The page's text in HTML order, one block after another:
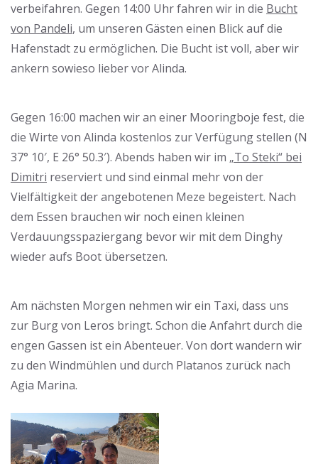
verbeifahren. Gegen 14:00 Uhr fahren wir in die Bucht
von Pandeli, um unseren Gästen einen Blick auf die
Hafenstadt zu ermöglichen. Die Bucht ist voll, aber wir
ankern sowieso lieber vor Alinda.
Gegen 16:00 machen wir an einer Mooringboje fest, die
die Wirte von Alinda kostenlos zur Verfügung stellen (N
37° 10′, E 26° 50.3′). Abends haben wir im „To Steki“ bei
Dimitri reserviert und sind einmal mehr von der
Vielfältigkeit der angebotenen Meze begeistert. Nach
dem Essen brauchen wir noch einen kleinen
Verdauungsspaziergang bevor wir mit dem Dinghy
wieder aufs Boot übersetzen.
Am nächsten Morgen nehmen wir ein Taxi, dass uns
zur Burg von Leros bringt. Schon die Anfahrt durch die
engen Gassen ist ein Abenteuer. Von dort wandern wir
zu den Windmühlen und durch Platanos zurück nach
Agia Marina.